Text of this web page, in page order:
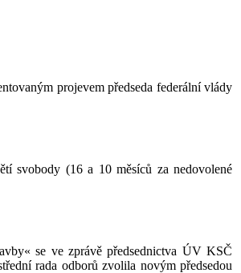
projevem předseda federální vlády
svobody (16 a 10 měsíců za nedovolené
se ve zprávě předsednictva ÚV KSČ
rada odborů zvolila novým předsedou